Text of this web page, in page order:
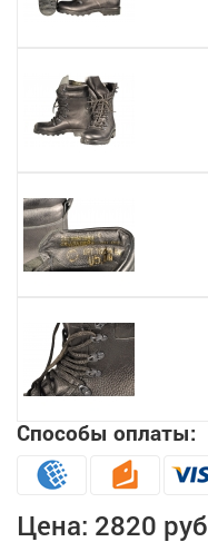
Способы оплаты:
Цена: 2820 руб